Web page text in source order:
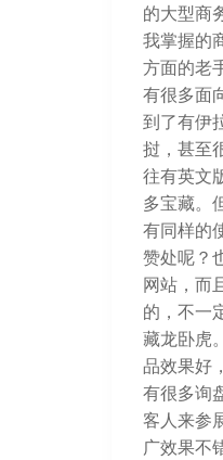
的大型商
我掌握的
方面的老
有很多面
到了有伊
挝，甚至
往有英文
多宝藏。
有同样的
赞处呢？
网站，而
的，不一
藏龙卧虎
品效果好
有很多询
客人来参
广效果不